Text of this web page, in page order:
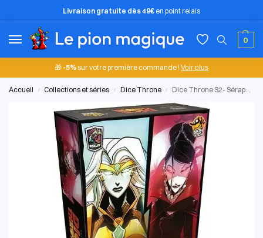
Livraison gratuite dès 49€ en point relais
0
🎁 -5%sur votre première commande ! Voir plus
Accueil / Collections et séries / Dice Throne / Dice Throne S2- Séraphine vs Reine Vampire